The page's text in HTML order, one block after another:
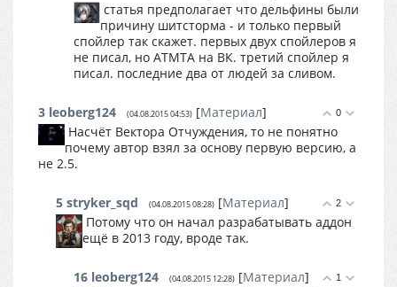
статья предполагает что дельфины были
причину шитсторма - и только первый
спойлер так скажет. первых двух спойлеров я
не писал, но АТМТА на ВК. третий спойлер я
писал. последние два от людей за сливом.
0
3 leoberg124 (04.08.2015 04:53) [Материал]
Насчёт Вектора Отчуждения, то не понятно
почему автор взял за основу первую версию, а
не 2.5.
2
5 stryker_sqd (04.08.2015 08:28) [Материал]
Потому что он начал разрабатывать аддон
ещё в 2013 году, вроде так.
1
16 leoberg124 (04.08.2015 12:28) [Материал]